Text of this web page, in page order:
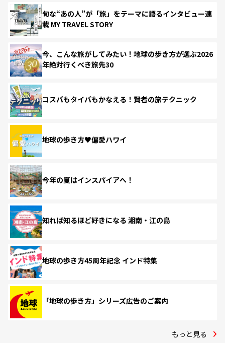
旬な“あの人”が「旅」をテーマに語るインタビュー連
載 MY TRAVEL STORY
今、こんな旅がしてみたい！地球の歩き方が選ぶ2026
年絶対行くべき旅先30
コスパもタイパもかなえる！賢者の旅テクニック
地球の歩き方♥偏愛ハワイ
今年の夏はインスパイアへ！
知れば知るほど好きになる 湘南・江の島
地球の歩き方45周年記念 インド特集
「地球の歩き方」シリーズ広告のご案内
もっと見る